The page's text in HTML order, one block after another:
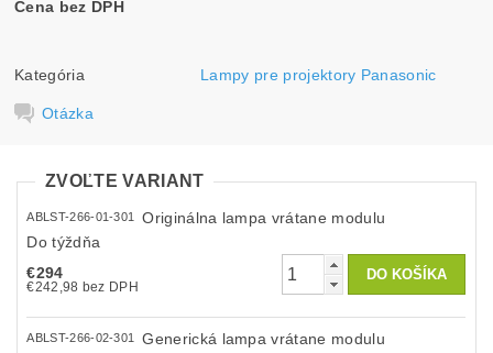
Cena bez DPH
Kategória Lampy pre projektory Panasonic
Otázka
ZVOĽTE VARIANT
ABLST-266-01-301
Originálna lampa vrátane modulu
Do týždňa
€294
€242,98 bez DPH
ABLST-266-02-301
Generická lampa vrátane modulu